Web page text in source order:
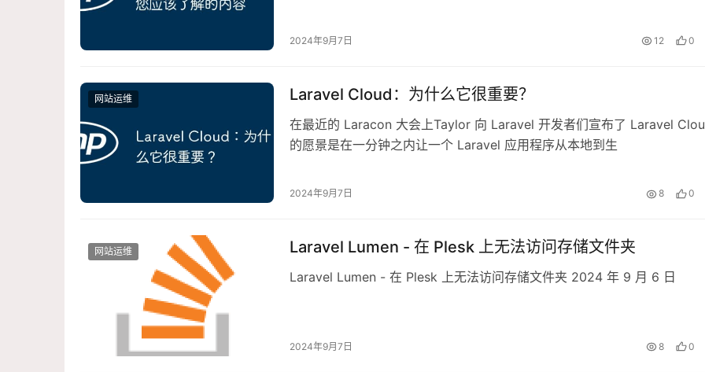
2024年9月7日 12 0
网站运维 Laravel Cloud：为什么它很重要？
在最近的 Laracon 大会上Taylor 向 Laravel 开发者们宣布了 Laravel
的愿景是在一分钟之内让一个 Laravel 应用程序从本地到生
2024年9月7日 8 0
网站运维 Laravel Lumen - 在 Plesk 上无法访问存储文件夹
Laravel Lumen - 在 Plesk 上无法访问存储文件夹 2024 年 9 月 6 日
2024年9月7日 8 0